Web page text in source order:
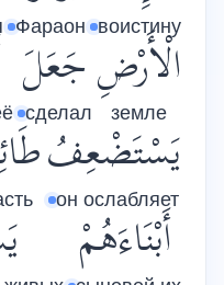
воистину
Фараон
الْأَرْضِ
земле
جَعَلَ
сделал
يَسْتَضْعِفُ
он ослабляет
أَبْنَاءَهُمْ